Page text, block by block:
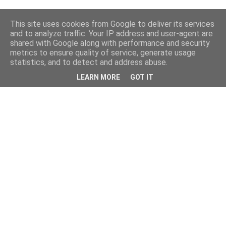
This site uses cookies from Google to deliver its services
and to analyze traffic. Your IP address and user-agent are
shared with Google along with performance and security
metrics to ensure quality of service, generate usage
statistics, and to detect and address abuse.
LEARN MORE GOT IT